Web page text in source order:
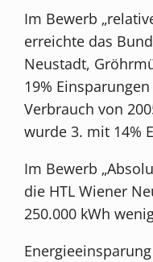
Im Bewerb
erreichte das
Neustadt,
19%
Verbrauch von
wurde 3. mit 14%
Im Bewerb
die HTL Wiener
250.000 kWh